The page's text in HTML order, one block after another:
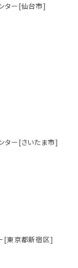
ター[仙台市]
ター[さいたま市]
[東京都新宿区]